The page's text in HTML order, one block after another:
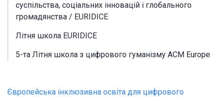
суспільства, соціальних інновацій і глобального
громадянства / EURIDICE
Літня школа EURIDICE
5-та Літня школа з цифрового гуманізму ACM Europe
Європейська інклюзивна освіта для цифрового